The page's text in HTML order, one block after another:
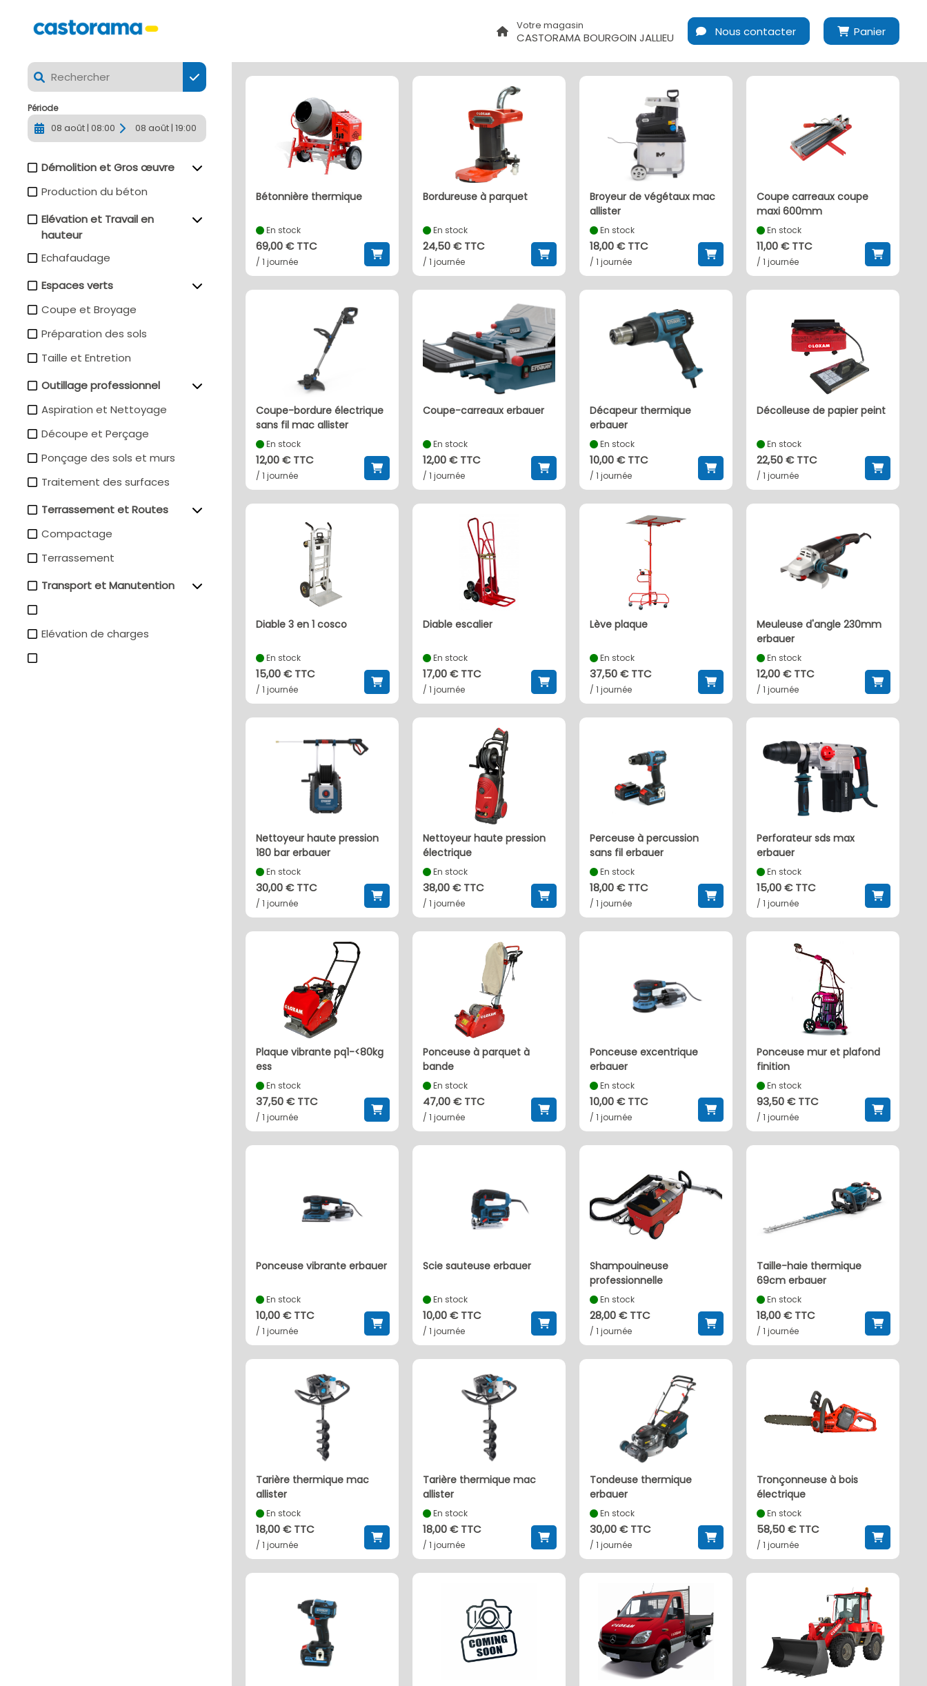
Votre magasin
CASTORAMA BOURGOIN JALLIEU Nous contacter Panier
CASTORAMA BOURGOIN JALLIEU - La location de matériels Loxam à Bourgoin jallieu (38300)
Période
08 août | 08:00 08 août | 19:00
Démolition et Gros œuvre
Production du béton
Elévation et Travail en
hauteur
Echafaudage
Espaces verts
Coupe et Broyage
Préparation des sols
Taille et Entretion
Outillage professionnel
Aspiration et Nettoyage
Découpe et Perçage
Ponçage des sols et murs
Traitement des surfaces
Terrassement et Routes
Compactage
Terrassement
Transport et Manutention
Elévation de charges
bétonnière thermique
En stock
69,00 € TTC
/ 1 journée
bordureuse à parquet
En stock
24,50 € TTC
/ 1 journée
broyeur de végétaux mac
allister
En stock
18,00 € TTC
/ 1 journée
coupe carreaux coupe
maxi 600mm
En stock
11,00 € TTC
/ 1 journée
coupe-bordure électrique
sans fil mac allister
En stock
12,00 € TTC
/ 1 journée
coupe-carreaux erbauer
En stock
12,00 € TTC
/ 1 journée
décapeur thermique
erbauer
En stock
10,00 € TTC
/ 1 journée
décolleuse de papier peint
En stock
22,50 € TTC
/ 1 journée
diable 3 en 1 cosco
En stock
15,00 € TTC
/ 1 journée
diable escalier
En stock
17,00 € TTC
/ 1 journée
lève plaque
En stock
37,50 € TTC
/ 1 journée
meuleuse d'angle 230mm
erbauer
En stock
12,00 € TTC
/ 1 journée
nettoyeur haute pression
180 bar erbauer
En stock
30,00 € TTC
/ 1 journée
nettoyeur haute pression
électrique
En stock
38,00 € TTC
/ 1 journée
perceuse à percussion
sans fil erbauer
En stock
18,00 € TTC
/ 1 journée
perforateur sds max
erbauer
En stock
15,00 € TTC
/ 1 journée
plaque vibrante pq1-<80kg
ess
En stock
37,50 € TTC
/ 1 journée
ponceuse à parquet à
bande
En stock
47,00 € TTC
/ 1 journée
ponceuse excentrique
erbauer
En stock
10,00 € TTC
/ 1 journée
ponceuse mur et plafond
finition
En stock
93,50 € TTC
/ 1 journée
ponceuse vibrante erbauer
En stock
10,00 € TTC
/ 1 journée
scie sauteuse erbauer
En stock
10,00 € TTC
/ 1 journée
shampouineuse
professionnelle
En stock
28,00 € TTC
/ 1 journée
taille-haie thermique
69cm erbauer
En stock
18,00 € TTC
/ 1 journée
tarière thermique mac
allister
En stock
18,00 € TTC
/ 1 journée
tarière thermique mac
allister
En stock
18,00 € TTC
/ 1 journée
tondeuse thermique
erbauer
En stock
30,00 € TTC
/ 1 journée
tronçonneuse à bois
électrique
En stock
58,50 € TTC
/ 1 journée